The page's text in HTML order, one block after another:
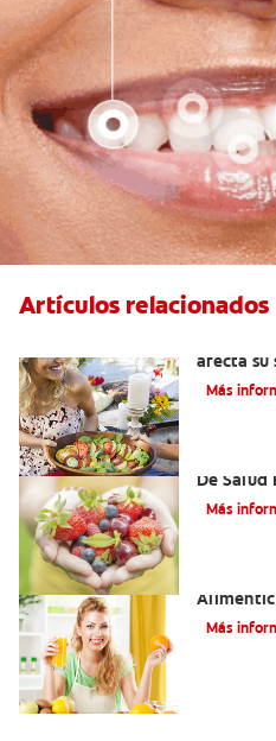
Artículos relacionados
afecta su
Más
De Salud
Más
Más